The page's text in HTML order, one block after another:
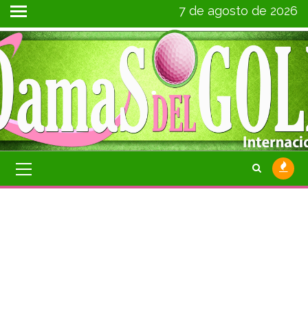
7 de agosto de 2026
.